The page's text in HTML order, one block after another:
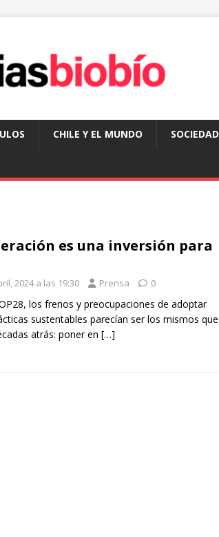
CHILE Y EL MUNDO SOCIEDAD
es una inversión para
2024 a las 19:30 Prensa 0
los frenos y preocupaciones de adoptar
sustentables parecían ser los mismos que
atrás: poner en […]